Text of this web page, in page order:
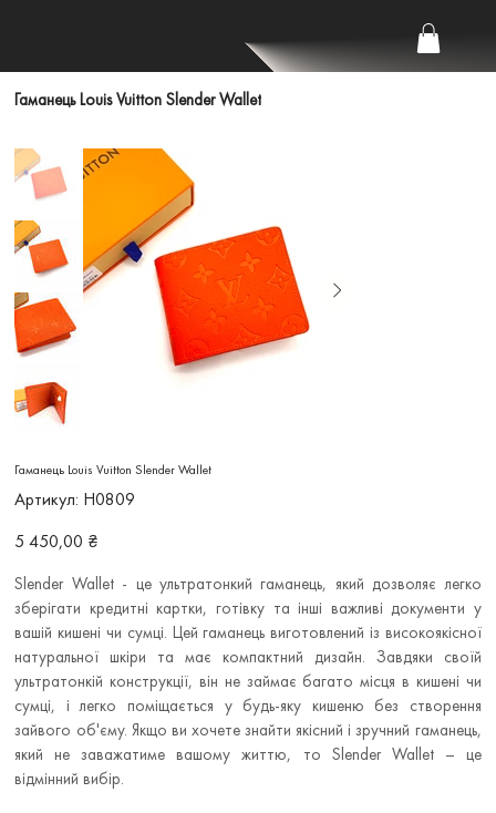
Гаманець Louis Vuitton Slender Wallet
Гаманець Louis Vuitton Slender Wallet
Артикул: Артикул
Н0809
Н0809
Ціна
5 450,00 ₴
Slender Wallet - це ультратонкий гаманець, який дозволяє легко
зберігати кредитні картки, готівку та інші важливі документи у
вашій кишені чи сумці. Цей гаманець виготовлений із високоякісної
натуральної шкіри та має компактний дизайн. Завдяки своїй
ультратонкій конструкції, він не займає багато місця в кишені чи
сумці, і легко поміщається у будь-яку кишеню без створення
зайвого об'єму. Якщо ви хочете знайти якісний і зручний гаманець,
який не заважатиме вашому життю, то Slender Wallet – це
відмінний вибір.